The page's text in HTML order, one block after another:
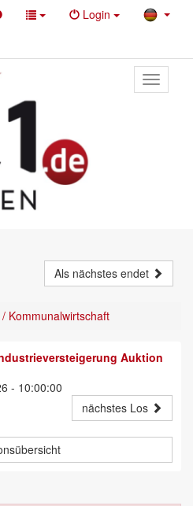
Login
Toggle
primary
Als nächstes endet
Kommunalwirtschaft
Auktion
- 10:00:00
nächstes Los